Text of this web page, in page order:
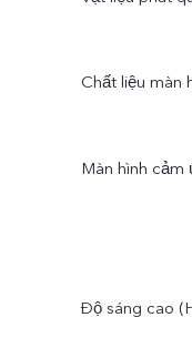
Chất liệu màn
Màn hình cảm
Độ sáng cao